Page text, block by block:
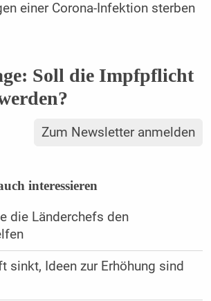
einer Corona-Infektion sterben
Soll die Impfpflicht
Zum Newsletter anmelden
interessieren
die Länderchefs den
sinkt, Ideen zur Erhöhung sind